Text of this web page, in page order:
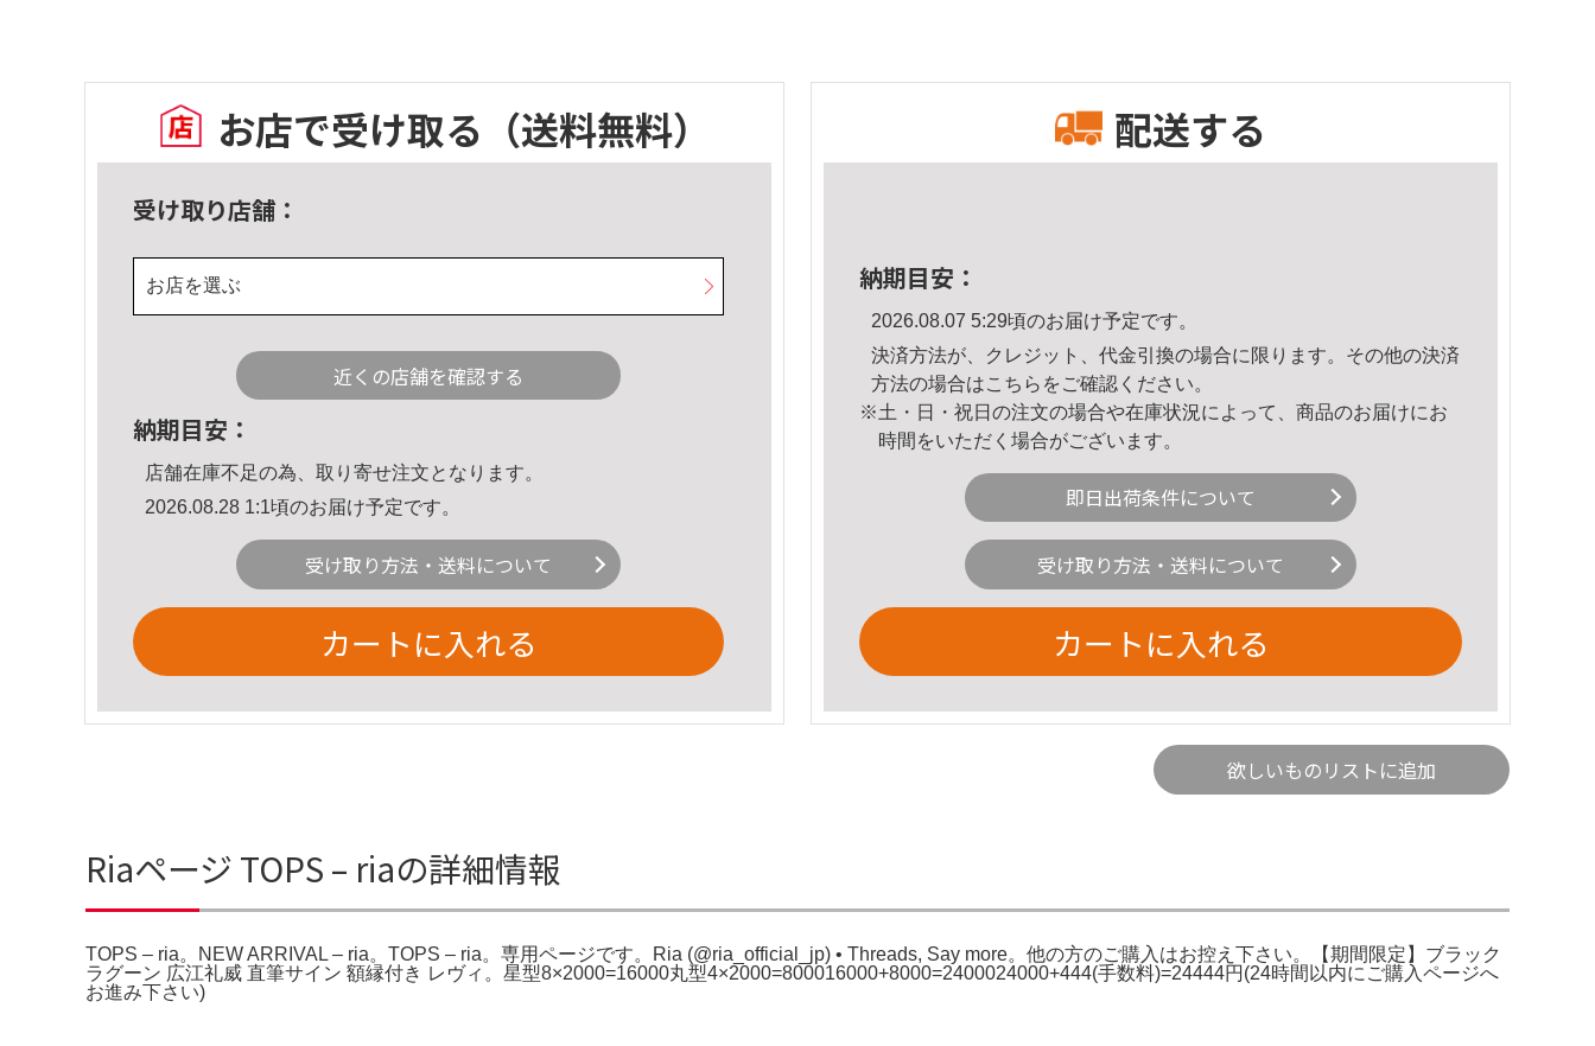
お店で受け取る （送料無料）
受け取り店舗：
お店を選ぶ
近くの店舗を確認する
納期目安：
店舗在庫不足の為、取り寄せ注文となります。
2026.08.28 1:1頃のお届け予定です。
受け取り方法・送料について
カートに入れる
配送する
納期目安：
2026.08.07 5:29頃のお届け予定です。
決済方法が、クレジット、代金引換の場合に限ります。その他の決済
方法の場合はこちら をご確認ください。
※土・日・祝日の注文の場合や在庫状況によって、商品のお届けにお
時間をいただく場合がございます。
即日出荷条件について
受け取り方法・送料について
カートに入れる
欲しいものリストに追加
Riaページ TOPS – riaの詳細情報
TOPS – ria。NEW ARRIVAL – ria。TOPS – ria。専用ページです。Ria (@ria_official_jp) • Threads, Say more。他の方のご購入はお控え下さい。【期間限定】ブラック
ラグーン 広江礼威 直筆サイン 額縁付き レヴィ。星型8×2000=16000丸型4×2000=800016000+8000=2400024000+444(手数料)=24444円(24時間以内にご購入ページへ
お進み下さい)